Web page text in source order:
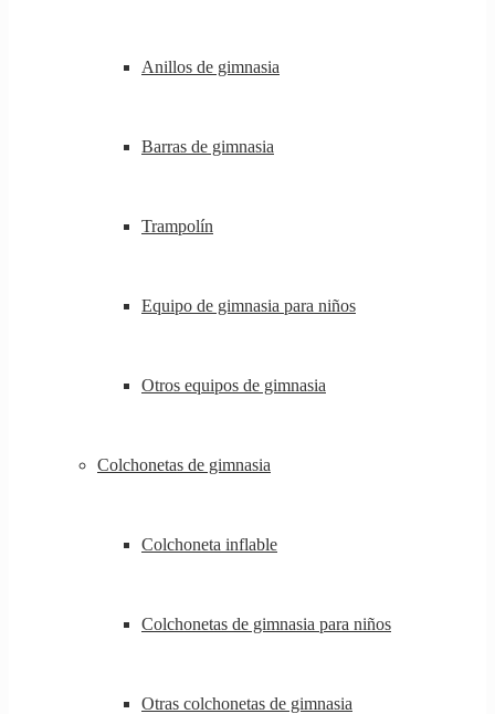
Anillos de gimnasia
Barras de gimnasia
Trampolín
Equipo de gimnasia para niños
Otros equipos de gimnasia
Colchonetas de gimnasia
Colchoneta inflable
Colchonetas de gimnasia para niños
Otras colchonetas de gimnasia